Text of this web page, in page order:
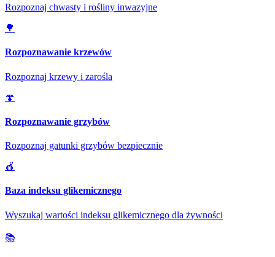
Rozpoznaj chwasty i rośliny inwazyjne
🌳
Rozpoznawanie krzewów
Rozpoznaj krzewy i zarośla
🍄
Rozpoznawanie grzybów
Rozpoznaj gatunki grzybów bezpiecznie
🍎
Baza indeksu glikemicznego
Wyszukaj wartości indeksu glikemicznego dla żywności
📚